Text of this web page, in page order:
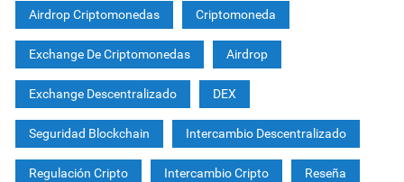
Airdrop Criptomonedas Criptomoneda
Exchange De Criptomonedas Airdrop
Exchange Descentralizado DEX
Seguridad Blockchain Intercambio Descentralizado
Regulación Cripto Intercambio Cripto Reseña